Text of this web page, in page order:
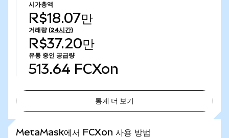
시가총액
R$18.07만
거래량 (24시간)
R$37.20만
유통 중인 공급량
513.64 FCXon
통계 더 보기
MetaMask에서 FCXon 사용 방법